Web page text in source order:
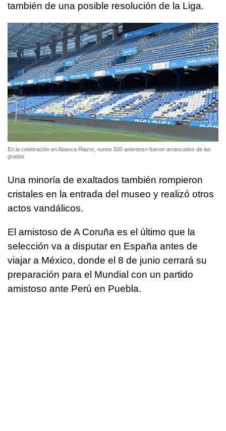
también de una posible resolución de la Liga.
En la celebración en Abanca Riazor, «unos 500 asientos» fueron arrancados de las
gradas
Una minoría de exaltados también rompieron
cristales en la entrada del museo y realizó otros
actos vandálicos.
El amistoso de A Coruña es el último que la
selección va a disputar en España antes de
viajar a México, donde el 8 de junio cerrará su
preparación para el Mundial con un partido
amistoso ante Perú en Puebla.